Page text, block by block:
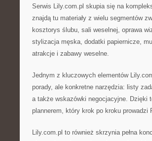
Serwis Lily.com.pl skupia się na
znajdą tu materiały z wielu segmentów
kosztorys ślubu, sali weselnej, oprawa
stylizacja męska, dodatki papiernicze,
atrakcje i zabawy weselne.
Jednym z kluczowych elementów
porady, ale konkretne narzędzia: listy
a także wskazówki negocjacyjne. Dzięki
plannerem, który krok po kroku prowadzi
Lily.com.pl to również skrzynia pełna